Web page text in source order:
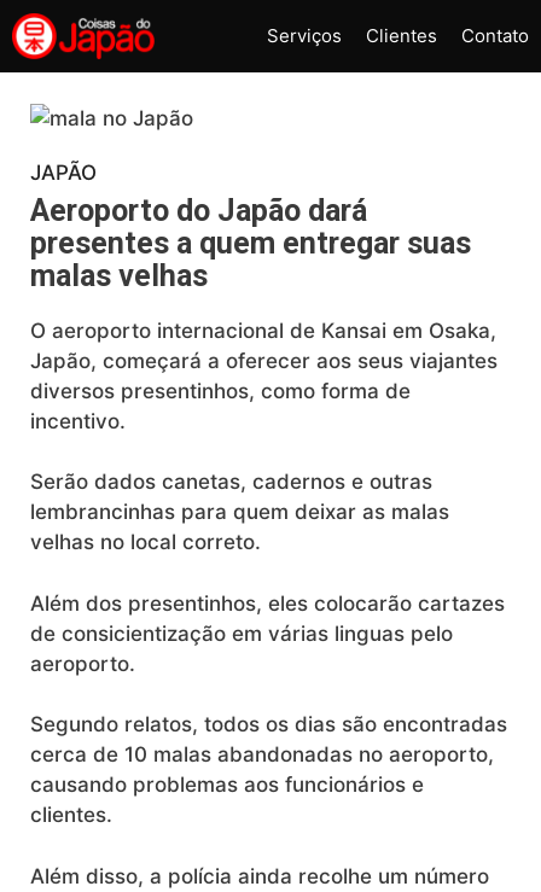
Pular
para
o
conteúdo
Serviços Clientes Contato
JAPÃO
Aeroporto do Japão dará
presentes a quem entregar suas
malas velhas
O aeroporto internacional de Kansai em Osaka,
Japão, começará a oferecer aos seus viajantes
diversos presentinhos, como forma de
incentivo.
Serão dados canetas, cadernos e outras
lembrancinhas para quem deixar as malas
velhas no local correto.
Além dos presentinhos, eles colocarão cartazes
de consicientização em várias linguas pelo
aeroporto.
Segundo relatos, todos os dias são encontradas
cerca de 10 malas abandonadas no aeroporto,
causando problemas aos funcionários e
clientes.
Além disso, a polícia ainda recolhe um número